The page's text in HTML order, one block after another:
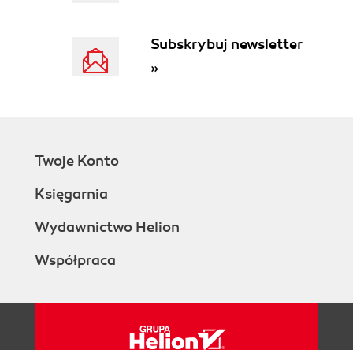
Subskrybuj newsletter
»
Twoje Konto
Księgarnia
Wydawnictwo Helion
Współpraca